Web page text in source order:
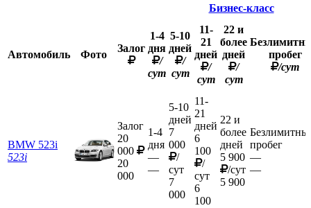
Бизнес-класс
Автомобиль Фото
Залог
1-4
дня
/
сут
5-10
дней
/
сут
11-
21
дней
/
сут
22 и
более
дней
/
сут
пробег
/сут
BMW 523i
523i
Залог
20
000
20
000
1-4
дня
—
—
5-10
дней
7
000
/
сут
7
000
11-
21
дней
6
100
/
сут
6
100
22 и
более
дней
5 900
/сут
5 900
пробег
—
—